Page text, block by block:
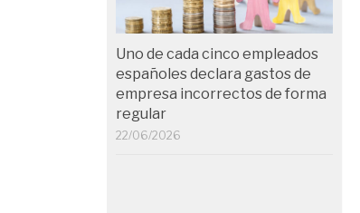
Uno de cada cinco empleados
españoles declara gastos de
empresa incorrectos de forma
regular
22/06/2026